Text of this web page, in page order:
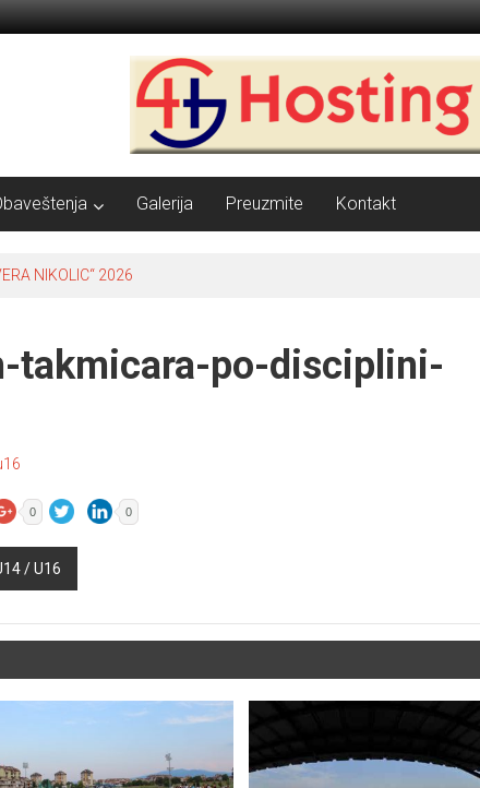
Galerija Preuzmite Kontakt
NIKOLIC“ 2026
takmicara-po-disciplini-
0 0
/ U16